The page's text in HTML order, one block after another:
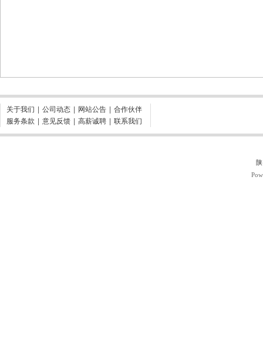
关于我们 公司动态 网站公告
合作伙伴
服务条款
意见反馈 高薪诚聘 联系我们